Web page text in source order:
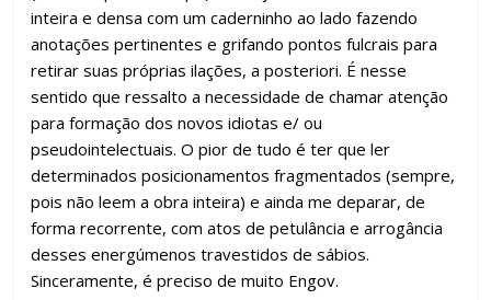
inteira e densa com um caderninho ao lado fazendo
anotações pertinentes e grifando pontos fulcrais para
retirar suas próprias ilações, a posteriori. É nesse
sentido que ressalto a necessidade de chamar atenção
para formação dos novos idiotas e/ ou
pseudointelectuais. O pior de tudo é ter que ler
determinados posicionamentos fragmentados (sempre,
pois não leem a obra inteira) e ainda me deparar, de
forma recorrente, com atos de petulância e arrogância
desses energúmenos travestidos de sábios.
Sinceramente, é preciso de muito Engov.